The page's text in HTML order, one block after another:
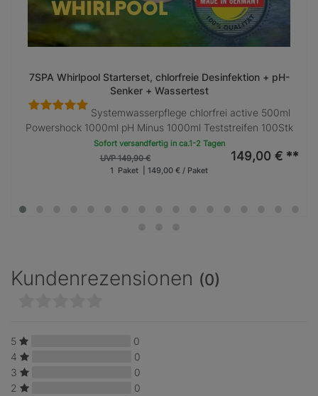
7SPA Whirlpool Starterset, chlorfreie Desinfektion + pH-
Senker + Wassertest
Systemwasserpflege chlorfrei active 500ml
Powershock 1000ml pH Minus 1000ml Teststreifen 100Stk
Sofort versandfertig in ca.1-2 Tagen
UVP 149,90 € 149,00 € **
1 Paket | 149,00 € / Paket
Kundenrezensionen (0)
5
0
4
0
3
0
2
0